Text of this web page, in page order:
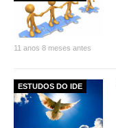
11 anos 8 meses antes
ESTUDOS DO IDE